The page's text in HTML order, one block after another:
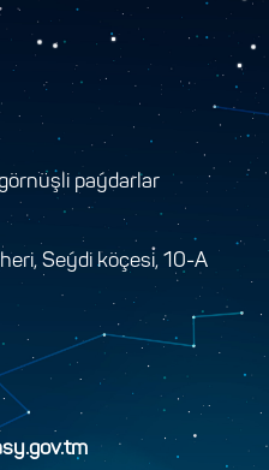
paýdarlar
Seýdi köçesi, 10-A